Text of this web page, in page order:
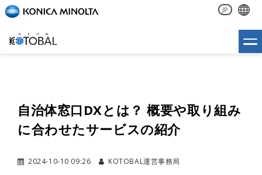
JP
自治体窓口DXとは？ 概要や取り組み
に合わせたサービスの紹介
2024-10-10 09:26 KOTOBAL運営事務局